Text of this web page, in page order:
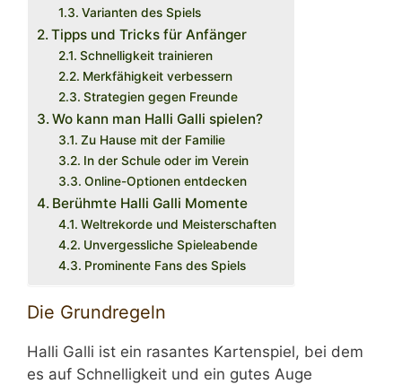
Varianten des Spiels
Tipps und Tricks für Anfänger
Schnelligkeit trainieren
Merkfähigkeit verbessern
Strategien gegen Freunde
Wo kann man Halli Galli spielen?
Zu Hause mit der Familie
In der Schule oder im Verein
Online-Optionen entdecken
Berühmte Halli Galli Momente
Weltrekorde und Meisterschaften
Unvergessliche Spieleabende
Prominente Fans des Spiels
Die Grundregeln
Halli Galli ist ein rasantes Kartenspiel, bei dem
es auf Schnelligkeit und ein gutes Auge